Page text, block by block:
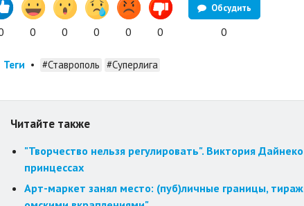
0 0 0 0 0
Обсудить
0
Теги • #Ставрополь #Суперлига
Читайте также
"Творчество нельзя регулировать". Виктория
принцессах
Арт-маркет занял место: (пуб)личные границы,